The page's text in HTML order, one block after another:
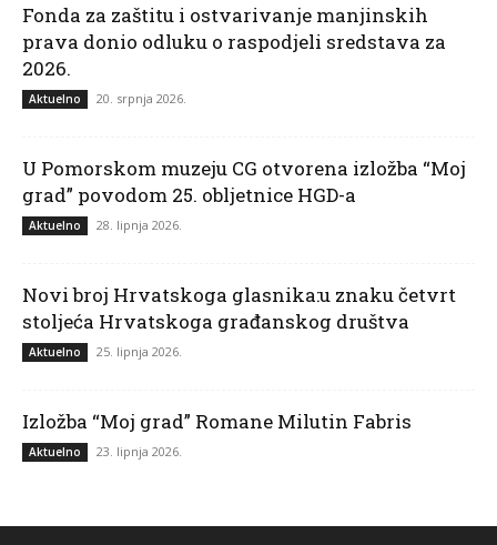
Fonda za zaštitu i ostvarivanje manjinskih
prava donio odluku o raspodjeli sredstava za
2026.
Aktuelno 20. srpnja 2026.
U Pomorskom muzeju CG otvorena izložba “Moj
grad” povodom 25. obljetnice HGD-a
Aktuelno 28. lipnja 2026.
Novi broj Hrvatskoga glasnika:u znaku četvrt
stoljeća Hrvatskoga građanskog društva
Aktuelno 25. lipnja 2026.
Izložba “Moj grad” Romane Milutin Fabris
Aktuelno 23. lipnja 2026.